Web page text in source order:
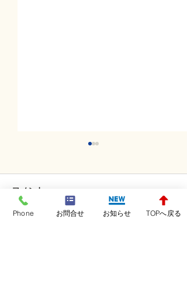
コメント
Phone お問合せ お知らせ TOPへ戻る